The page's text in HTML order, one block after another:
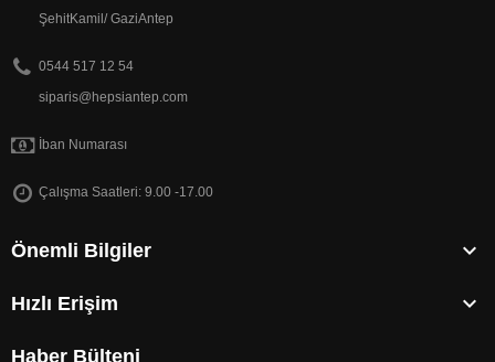
ŞehitKamil/ GaziAntep
0544 517 12 54
siparis@hepsiantep.com
İban Numarası
Çalışma Saatleri: 9.00 -17.00
Önemli Bilgiler 
Hızlı Erişim 
Haber Bülteni